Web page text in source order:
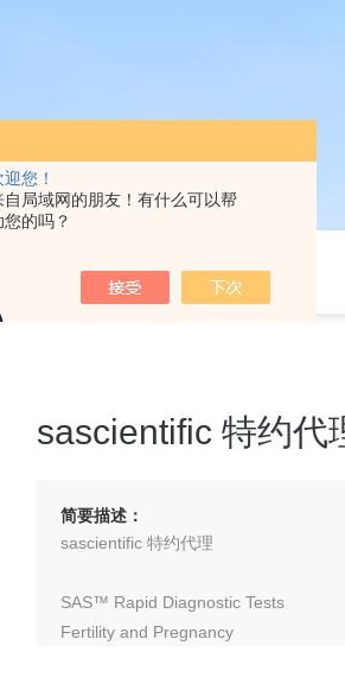
您！
自局域网的朋友！有什么可以帮
您的吗？
sascientific 特约代
简要描述：
sascientific 特约代理
SAS™ Rapid Diagnostic Tests
Fertility and Pregnancy